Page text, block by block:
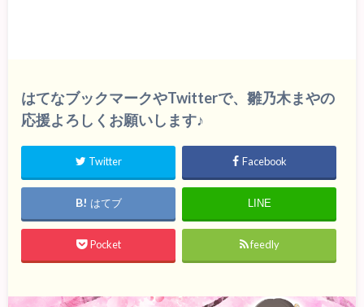
はてなブックマークやTwitterで、雛乃木まやの
応援よろしくお願いします♪
Twitter Facebook
はてブ LINE
Pocket feedly